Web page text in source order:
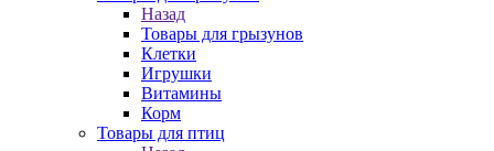
Назад
Товары для грызунов
Клетки
Игрушки
Витамины
Корм
Товары для птиц